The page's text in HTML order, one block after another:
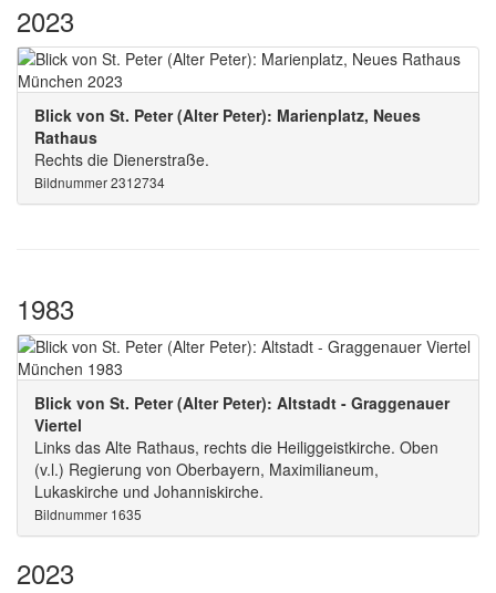
2023
Blick von St. Peter (Alter Peter): Marienplatz, Neues
Rathaus
Rechts die Dienerstraße.
Bildnummer 2312734
1983
Blick von St. Peter (Alter Peter): Altstadt - Graggenauer
Viertel
Links das Alte Rathaus, rechts die Heiliggeistkirche. Oben
(v.l.) Regierung von Oberbayern, Maximilianeum,
Lukaskirche und Johanniskirche.
Bildnummer 1635
2023